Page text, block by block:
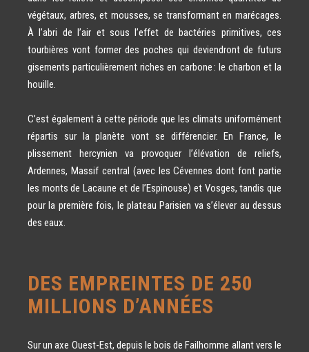
végétaux, arbres, et mousses, se transformant en marécages.
À l’abri de l’air et sous l’effet de bactéries primitives, ces
tourbières vont former des poches qui deviendront de futurs
gisements particulièrement riches en carbone : le charbon et la
houille.
C’est également à cette période que les climats uniformément
répartis sur la planète vont se différencier. En France, le
plissement hercynien va provoquer l’élévation de reliefs,
Ardennes, Massif central (avec les Cévennes dont font partie
les monts de Lacaune et de l’Espinouse) et Vosges, tandis que
pour la première fois, le plateau Parisien va s’élever au dessus
des eaux.
DES EMPREINTES DE 250
MILLIONS D’ANNÉES
Sur un axe Ouest-Est, depuis le bois de Failhomme allant vers le